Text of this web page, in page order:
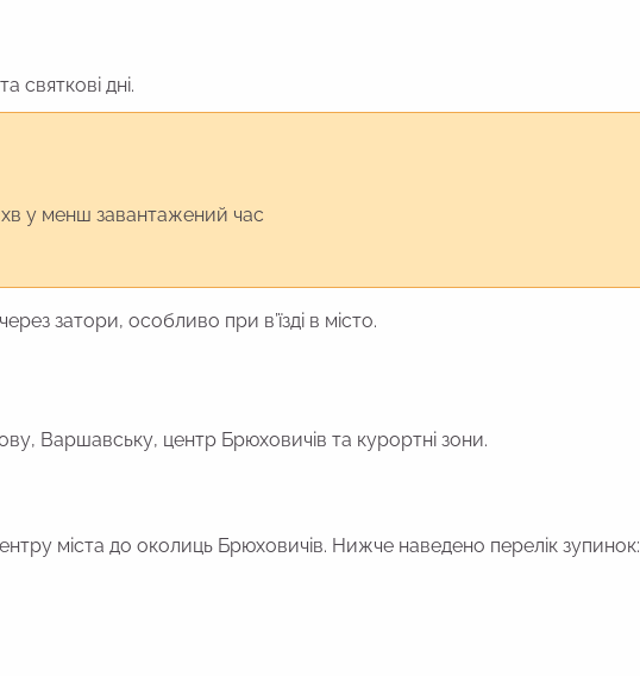
святкові дні.
хв у менш завантажений час
затори, особливо при в’їзді в місто.
Варшавську, центр Брюховичів та курортні зони.
міста до околиць Брюховичів. Нижче наведено перелік зупинок: